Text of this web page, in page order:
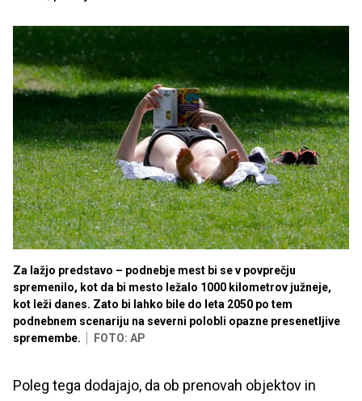
Za lažjo predstavo – podnebje mest bi se v povprečju
spremenilo, kot da bi mesto ležalo 1000 kilometrov južneje,
kot leži danes. Zato bi lahko bile do leta 2050 po tem
podnebnem scenariju na severni polobli opazne presenetljive
spremembe.
FOTO: AP
Poleg tega dodajajo, da ob prenovah objektov in